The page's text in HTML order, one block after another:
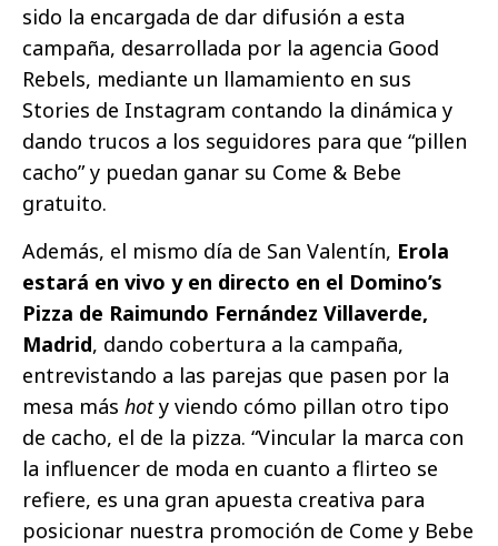
sido la encargada de dar difusión a esta
campaña, desarrollada por la agencia Good
Rebels, mediante un llamamiento en sus
Stories de Instagram contando la dinámica y
dando trucos a los seguidores para que “pillen
cacho” y puedan ganar su Come & Bebe
gratuito.
Además, el mismo día de San Valentín, Erola
estará en vivo y en directo en el Domino’s
Pizza de Raimundo Fernández Villaverde,
Madrid, dando cobertura a la campaña,
entrevistando a las parejas que pasen por la
mesa más hoty viendo cómo pillan otro tipo
de cacho, el de la pizza. “Vincular la marca con
la influencer de moda en cuanto a flirteo se
refiere, es una gran apuesta creativa para
posicionar nuestra promoción de Come y Bebe